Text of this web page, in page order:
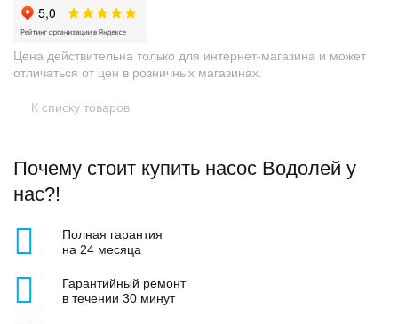
Цена действительна только для интернет-магазина и может
отличаться от цен в розничных магазинах.
К списку товаров
Почему стоит купить насос Водолей у
нас?!
Полная гарантия
на 24 месяца
Гарантийный ремонт
в течении 30 минут